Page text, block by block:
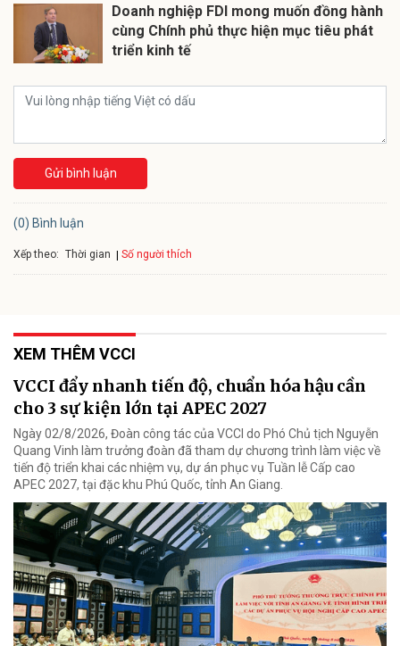
Doanh nghiệp FDI mong muốn đồng hành
cùng Chính phủ thực hiện mục tiêu phát
triển kinh tế
Gửi bình luận
(0) Bình luận
Xếp theo: Thời gian Số người thích
XEM THÊM VCCI
VCCI đẩy nhanh tiến độ, chuẩn hóa hậu cần
cho 3 sự kiện lớn tại APEC 2027
Ngày 02/8/2026, Đoàn công tác của VCCI do Phó Chủ tịch Nguyễn
Quang Vinh làm trưởng đoàn đã tham dự chương trình làm việc về
tiến độ triển khai các nhiệm vụ, dự án phục vụ Tuần lễ Cấp cao
APEC 2027, tại đặc khu Phú Quốc, tỉnh An Giang.